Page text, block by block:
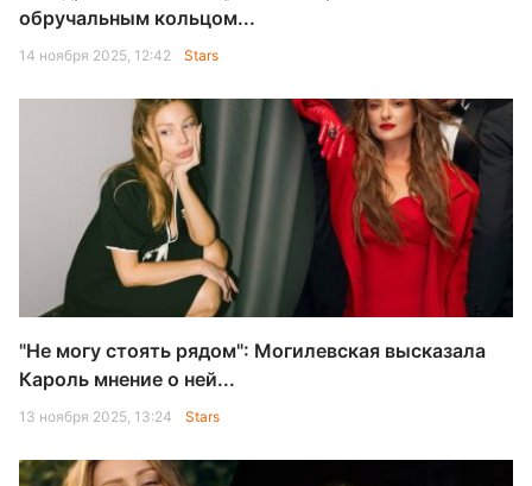
обручальным кольцом...
14 ноября 2025, 12:42 Stars
"Не могу стоять рядом": Могилевская высказала
Кароль мнение о ней...
13 ноября 2025, 13:24 Stars